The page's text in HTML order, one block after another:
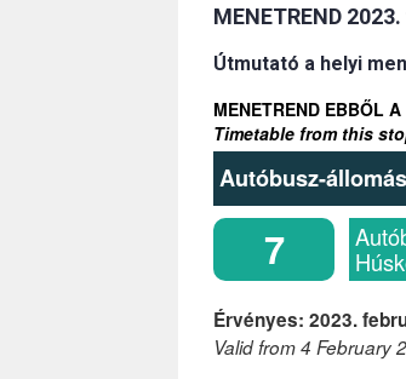
MENETREND
Útmutató a helyi
MENETREND EBBŐL
Timetable from this
Autóbusz-
7
Érvényes: 2023.
Valid from 4 February